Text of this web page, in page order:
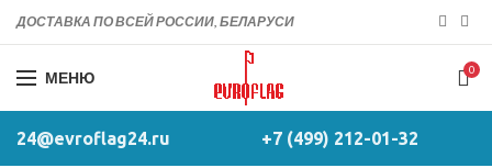
ДОСТАВКА ПО ВСЕЙ РОССИИ, БЕЛАРУСИ
МЕНЮ 0
24@evroflag24.ru +7 (499) 212-01-32